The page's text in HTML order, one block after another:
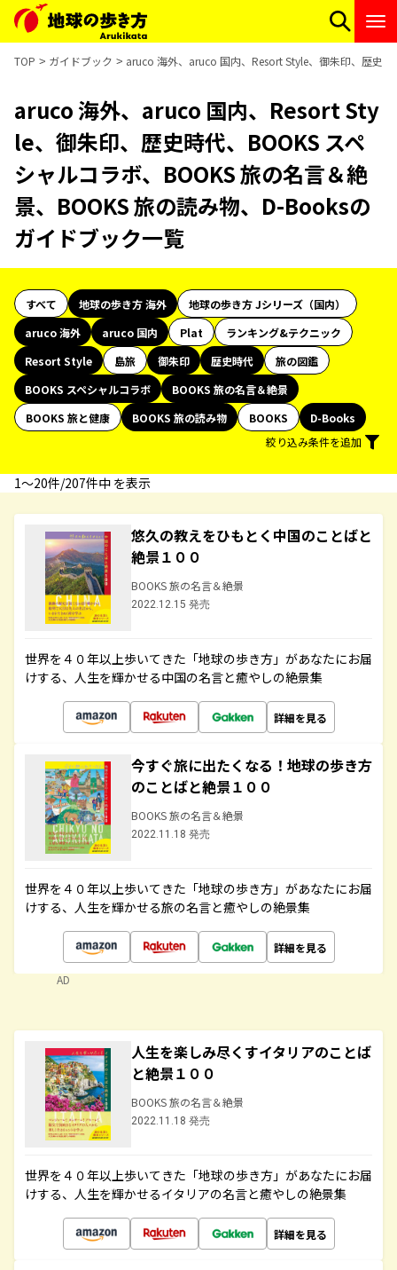
TOP ガイドブック aruco 海外、aruco 国内、Resort Style、御朱印、歴史
aruco 海外、aruco 国内、Resort Sty
le、御朱印、歴史時代、BOOKS スペ
シャルコラボ、BOOKS 旅の名言＆絶
景、BOOKS 旅の読み物、D-Booksの
ガイドブック一覧
すべて 地球の歩き方 海外
地球の歩き方 Jシリーズ（国内）
aruco 海外
aruco 国内 Plat
ランキング&テクニック
Resort Style
島旅 御朱印 歴史時代
旅の図鑑
BOOKS スペシャルコラボ
BOOKS 旅の名言＆絶景
BOOKS 旅と健康
BOOKS 旅の読み物 BOOKS
D-Books
絞り込み条件を追加
1〜20件/207件中 を表示
悠久の教えをひもとく中国のことばと
絶景１００
BOOKS 旅の名言＆絶景
2022.12.15 発売
世界を４０年以上歩いてきた「地球の歩き方」があなたにお届
けする、人生を輝かせる中国の名言と癒やしの絶景集
詳細を見る
今すぐ旅に出たくなる！地球の歩き方
のことばと絶景１００
BOOKS 旅の名言＆絶景
2022.11.18 発売
世界を４０年以上歩いてきた「地球の歩き方」があなたにお届
けする、人生を輝かせる旅の名言と癒やしの絶景集
詳細を見る
AD
人生を楽しみ尽くすイタリアのことば
と絶景１００
BOOKS 旅の名言＆絶景
2022.11.18 発売
世界を４０年以上歩いてきた「地球の歩き方」があなたにお届
けする、人生を輝かせるイタリアの名言と癒やしの絶景集
詳細を見る